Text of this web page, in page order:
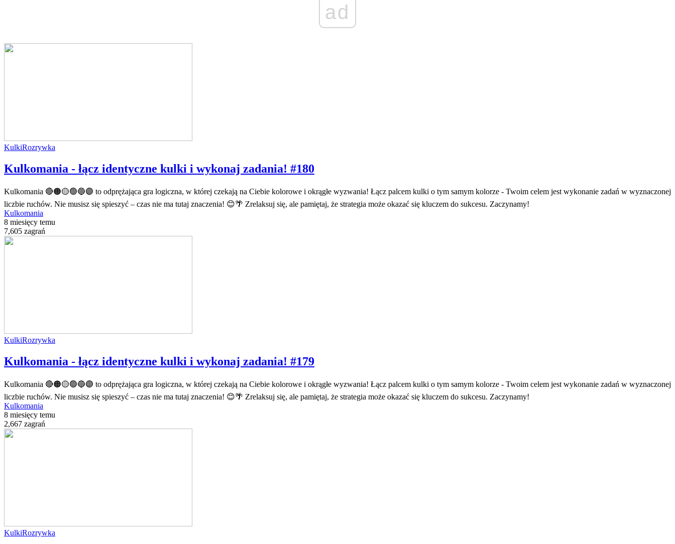
ad
KulkiRozrywka
Kulkomania - łącz identyczne kulki i wykonaj zadania! #180
Kulkomania 🔴🟠🟡🟢🔵🟣 to odprężająca gra logiczna, w której czekają na Ciebie kolorowe i okrągłe wyzwania! Łącz palcem kulki o tym samym kolorze - Twoim celem jest wykonanie zadań w wyznaczonej
liczbie ruchów. Nie musisz się spieszyć – czas nie ma tutaj znaczenia! 😊🌴 Zrelaksuj się, ale pamiętaj, że strategia może okazać się kluczem do sukcesu. Zaczynamy!
Kulkomania
8 miesięcy temu
7,605 zagrań
KulkiRozrywka
Kulkomania - łącz identyczne kulki i wykonaj zadania! #179
Kulkomania 🔴🟠🟡🟢🔵🟣 to odprężająca gra logiczna, w której czekają na Ciebie kolorowe i okrągłe wyzwania! Łącz palcem kulki o tym samym kolorze - Twoim celem jest wykonanie zadań w wyznaczonej
liczbie ruchów. Nie musisz się spieszyć – czas nie ma tutaj znaczenia! 😊🌴 Zrelaksuj się, ale pamiętaj, że strategia może okazać się kluczem do sukcesu. Zaczynamy!
Kulkomania
8 miesięcy temu
2,667 zagrań
KulkiRozrywka